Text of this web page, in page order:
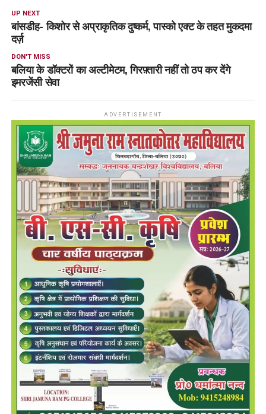
UP NEXT
बांसडीह- किशोर से अप्राकृतिक दुष्कर्म, पास्को एक्ट के तहत मुकदमा
दर्ज़
DON'T MISS
बलिया के डॉक्टरों का अल्टीमेटम, गिरफ़्तारी नहीं तो ठप कर देंगे
इमरजेंसी सेवा
ADVERTISEMENT